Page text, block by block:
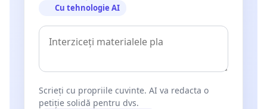
Cu tehnologie AI
Scrieți cu propriile cuvinte. AI va redacta o
petiție solidă pentru dvs.